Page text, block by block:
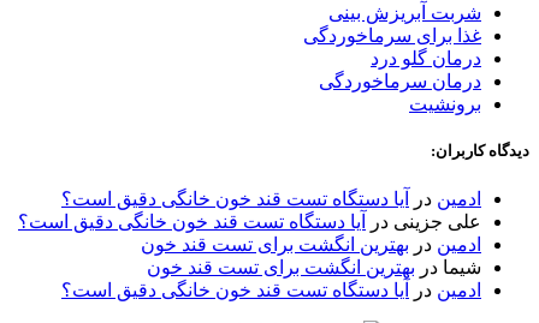
شربت آبریزش بینی
غذا برای سرماخوردگی
درمان گلو درد
درمان سرماخوردگی
برونشیت
دیدگاه کاربران:
ادمین در
آیا دستگاه تست قند خون خانگی دقیق است؟
علی جزینی در
آیا دستگاه تست قند خون خانگی دقیق است؟
ادمین در بهترین انگشت برای تست قند خون
شیما در بهترین انگشت برای تست قند خون
ادمین در آیا دستگاه تست قند خون خانگی دقیق است؟